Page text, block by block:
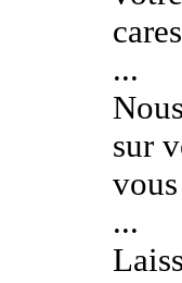
...
sur
...